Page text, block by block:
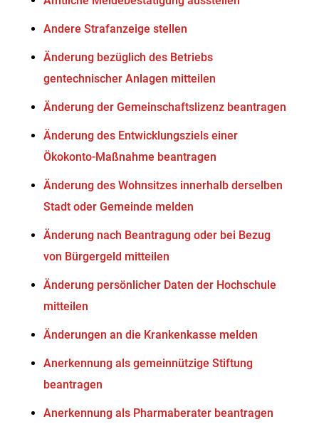
Andere Strafanzeige stellen
Änderung bezüglich des Betriebs
gentechnischer Anlagen mitteilen
Änderung der Gemeinschaftslizenz beantragen
Änderung des Entwicklungsziels einer
Ökokonto-Maßnahme beantragen
Änderung des Wohnsitzes innerhalb derselben
Stadt oder Gemeinde melden
Änderung nach Beantragung oder bei Bezug
von Bürgergeld mitteilen
Änderung persönlicher Daten der Hochschule
mitteilen
Änderungen an die Krankenkasse melden
Anerkennung als gemeinnützige Stiftung
beantragen
Anerkennung als Pharmaberater beantragen